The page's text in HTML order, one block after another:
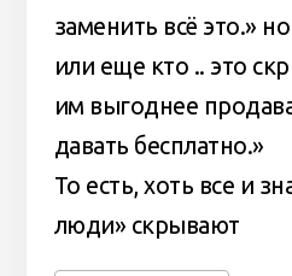
заменить всё это.»
или еще кто .. это
им выгоднее
давать бесплатно.»
То есть, хоть все и
люди» скрывают